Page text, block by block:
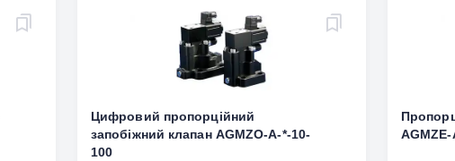
Цифровий пропорційний
запобіжний клапан AGMZO-A-*-10-
100